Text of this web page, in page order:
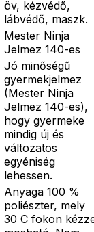
öv, kézvédő,
lábvédő, maszk.
Mester Ninja
Jelmez 140-es
Jó minőségű
gyermekjelmez
(Mester Ninja
Jelmez 140-es),
hogy gyermeke
mindig új és
változatos
egyéniség
lehessen.
Anyaga 100 %
poliészter, mely
30 C fokon